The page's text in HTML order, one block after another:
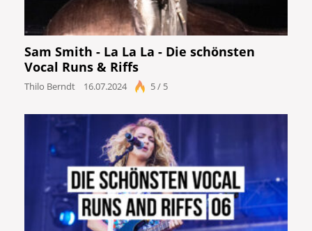
Sam Smith - La La La - Die schönsten
Vocal Runs & Riffs
Thilo Berndt 16.07.2024 5 / 5